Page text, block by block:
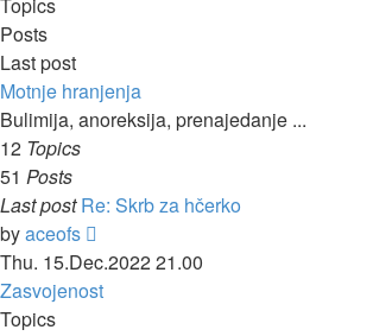
Posts
Last post
Motnje hranjenja
Bulimija, anoreksija, prenajedanje ...
12 Topics
51 Posts
Last post Re: Skrb za hčerko
byaceofs
the
latest
Thu. 15.Dec.2022 21.00
Zasvojenost
Topics